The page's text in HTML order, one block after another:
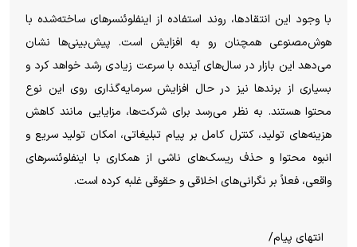
با وجود این انتقادها، روند استفاده از اینفلوئنسر‌های ساخته‌شده با
هوش‌مصنوعی همچنان رو به افزایش است. پیش‌بینی‌ها نشان
می‌دهد این بازار در سال‌های آینده با سرعت زیادی رشد خواهد کرد و
بسیاری از برند‌ها نیز در حال افزایش سرمایه‌گذاری روی این نوع
محتوا هستند. به نظر می‌رسد برای شرکت‌ها، مزایایی مانند کاهش
هزینه‌های تولید، کنترل کامل بر پیام تبلیغاتی، امکان تولید سریع و
انبوه محتوا و حذف ریسک‌های ناشی از همکاری با اینفلوئنسر‌های
واقعی، فعلاً بر نگرانی‌های اخلاقی و حقوقی غلبه کرده است.
انتهای پیام/